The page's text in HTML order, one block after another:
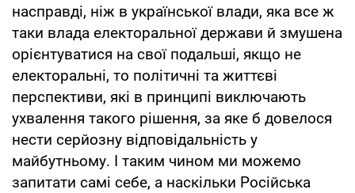
насправді, ніж в української влади, яка все ж
таки влада електоральної держави й змушена
орієнтуватися на свої подальші, якщо не
електоральні, то політичні та життєві
перспективи, які в принципі виключають
ухвалення такого рішення, за яке б довелося
нести серйозну відповідальність у
майбутньому. І таким чином ми можемо
запитати самі себе, а наскільки Російська